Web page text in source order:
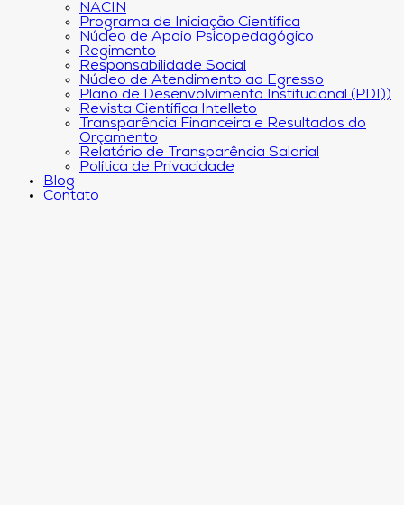
NACIN
Programa de Iniciação Científica
Núcleo de Apoio Psicopedagógico
Regimento
Responsabilidade Social
Núcleo de Atendimento ao Egresso
Plano de Desenvolvimento Institucional (PDI))
Revista Científica Intelleto
Transparência Financeira e Resultados do
Orçamento
Relatório de Transparência Salarial
Política de Privacidade
Blog
Contato